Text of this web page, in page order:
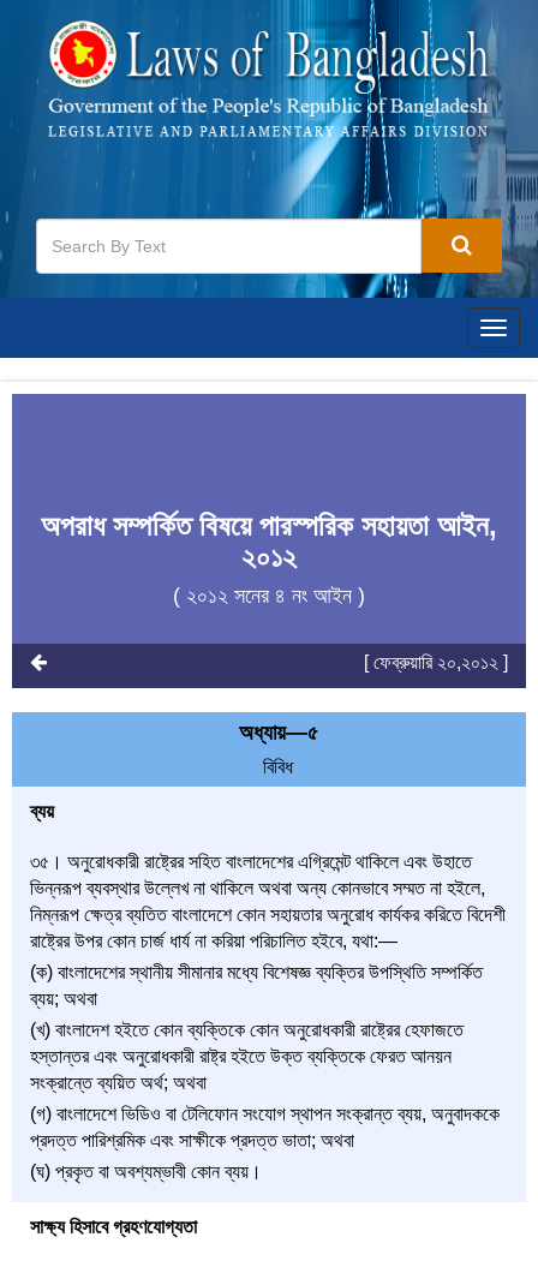
অপরাধ সম্পর্কিত বিষয়ে পারস্পরিক সহায়তা আইন,
২০১২
( ২০১২ সনের ৪ নং আইন )
[ ফেব্রুয়ারি ২০,২০১২ ]
অধ্যায়—৫
বিবিধ
ব্যয়
৩৫। অনুরোধকারী রাষ্ট্রের সহিত বাংলাদেশের এগ্রিমেন্ট থাকিলে এবং উহাতে
ভিন্নরূপ ব্যবস্থার উল্লেখ না থাকিলে অথবা অন্য কোনভাবে সম্মত না হইলে,
নিম্নরূপ ক্ষেত্র ব্যতিত বাংলাদেশে কোন সহায়তার অনুরোধ কার্যকর করিতে বিদেশী
রাষ্ট্রের উপর কোন চার্জ ধার্য না করিয়া পরিচালিত হইবে, যথা:—
(ক) বাংলাদেশের স্থানীয় সীমানার মধ্যে বিশেষজ্ঞ ব্যক্তির উপস্থিতি সম্পর্কিত
ব্যয়; অথবা
(খ) বাংলাদেশ হইতে কোন ব্যক্তিকে কোন অনুরোধকারী রাষ্ট্রের হেফাজতে
হস্তান্তর এবং অনুরোধকারী রাষ্ট্র হইতে উক্ত ব্যক্তিকে ফেরত আনয়ন
সংক্রান্তে ব্যয়িত অর্থ; অথবা
(গ) বাংলাদেশে ভিডিও বা টেলিফোন সংযোগ স্থাপন সংক্রান্ত ব্যয়, অনুবাদককে
প্রদত্ত পারিশ্রমিক এবং সাক্ষীকে প্রদত্ত ভাতা; অথবা
(ঘ) প্রকৃত বা অবশ্যম্ভাবী কোন ব্যয়।
সাক্ষ্য হিসাবে গ্রহণযোগ্যতা